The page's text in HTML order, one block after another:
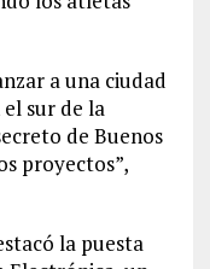
a una ciudad
sur de la
de Buenos
proyectos”,
la puesta